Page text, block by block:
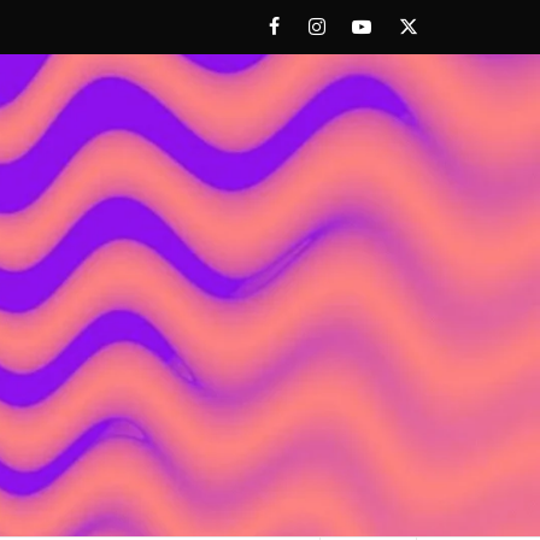
FacebookInstagramYoutubeTwitter